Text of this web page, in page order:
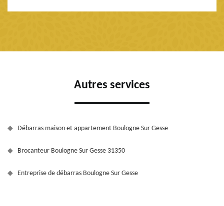
Autres services
Débarras maison et appartement Boulogne Sur Gesse
Brocanteur Boulogne Sur Gesse 31350
Entreprise de débarras Boulogne Sur Gesse